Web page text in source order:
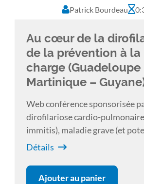
Patrick Bourdeau
Au cœur de la
de la prévention à la
charge (Guadeloupe
Martinique –
Web conférence sponsorisée
dirofilariose cardio-
immitis), maladie grave (et
mortelle ) du chien mais aussi
l’Europe du sud.
Détails
Ajouter au panier